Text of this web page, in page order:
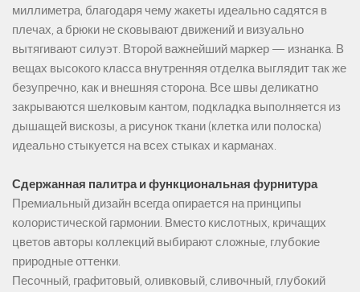
миллиметра, благодаря чему жакеты идеально садятся в
плечах, а брюки не сковывают движений и визуально
вытягивают силуэт. Второй важнейший маркер — изнанка. В
вещах высокого класса внутренняя отделка выглядит так же
безупречно, как и внешняя сторона. Все швы деликатно
закрываются шелковым кантом, подкладка выполняется из
дышащей вискозы, а рисунок ткани (клетка или полоска)
идеально стыкуется на всех стыках и карманах.
Сдержанная палитра и функциональная фурнитура
Премиальный дизайн всегда опирается на принципы
колористической гармонии. Вместо кислотных, кричащих
цветов авторы коллекций выбирают сложные, глубокие
природные оттенки.
Песочный, графитовый, оливковый, сливочный, глубокий